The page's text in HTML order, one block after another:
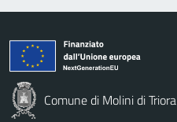
Comune di Molini di Triora